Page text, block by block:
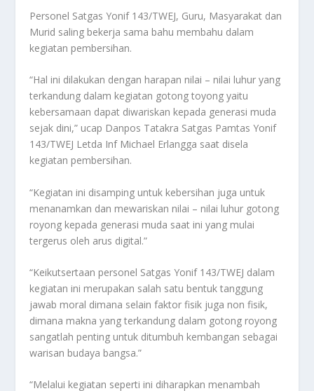
Personel Satgas Yonif 143/TWEJ, Guru, Masyarakat dan
Murid saling bekerja sama bahu membahu dalam
kegiatan pembersihan.
“Hal ini dilakukan dengan harapan nilai – nilai luhur yang
terkandung dalam kegiatan gotong toyong yaitu
kebersamaan dapat diwariskan kepada generasi muda
sejak dini,” ucap Danpos Tatakra Satgas Pamtas Yonif
143/TWEJ Letda Inf Michael Erlangga saat disela
kegiatan pembersihan.
“Kegiatan ini disamping untuk kebersihan juga untuk
menanamkan dan mewariskan nilai – nilai luhur gotong
royong kepada generasi muda saat ini yang mulai
tergerus oleh arus digital.”
“Keikutsertaan personel Satgas Yonif 143/TWEJ dalam
kegiatan ini merupakan salah satu bentuk tanggung
jawab moral dimana selain faktor fisik juga non fisik,
dimana makna yang terkandung dalam gotong royong
sangatlah penting untuk ditumbuh kembangan sebagai
warisan budaya bangsa.”
“Melalui kegiatan seperti ini diharapkan menambah